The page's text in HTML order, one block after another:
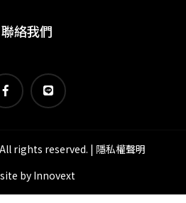
聯絡我們
rights reserved. | 隱私權聲明
by Innovext